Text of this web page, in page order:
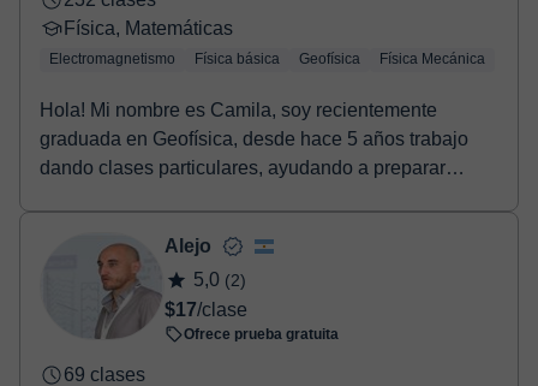
Física, Matemáticas
Electromagnetismo Física básica Geofísica Física Mecánica
Hola! Mi nombre es Camila, soy recientemente
graduada en Geofísica, desde hace 5 años trabajo
dando clases particulares, ayudando a preparar
Alejo
5,0 (2)
$17/clase
Ofrece prueba gratuita
69 clases